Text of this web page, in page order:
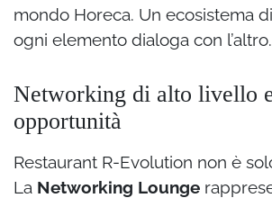
mondo Horeca. Un ecosistema
ogni elemento dialoga con l’altro.
Networking di alto livello
opportunità
Restaurant R-Evolution non è
La Networking Lounge